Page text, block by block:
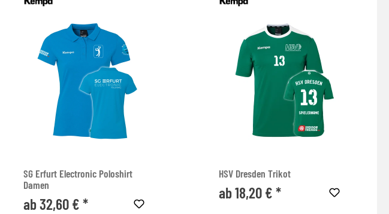
SG Erfurt Electronic Poloshirt
Damen
ab 32,60 € *
HSV Dresden Trikot
ab 18,20 € *